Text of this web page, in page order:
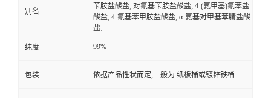
别名
苄胺盐酸盐; 对氰基苄胺盐酸盐; 4-(氨甲基)氰苯盐
酸盐; 4-氰基苯甲胺盐酸盐; α-氨基对甲基苯腈盐酸
盐;
纯度 99%
包装 依据产品性状而定,一般为:纸板桶或镀锌铁桶